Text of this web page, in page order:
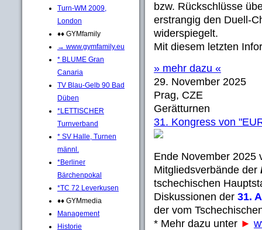
Turn-WM 2009,
London
♦♦ GYMfamily
→ www.gymfamily.eu
* BLUME Gran
Canaria
TV Blau-Gelb 90 Bad
Düben
*LETTISCHER
Turnverband
* SV Halle, Turnen
männl.
*Berliner
Bärchenpokal
*TC 72 Leverkusen
♦♦ GYMmedia
Management
Historie
bzw. Rückschlüsse
erstrangig den Duell-
widerspiegelt.
Mit diesem letzten
» mehr dazu «
29. November 2025
Prag, CZE
Gerätturnen
31. Kongress von
Ende November 2025
Mitgliedsverbände der
tschechischen
Diskussionen der 31.
der vom
* Mehr dazu unter ►